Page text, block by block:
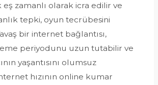
eş zamanlı olarak icra edilir ve
tepki, oyun tecrübesini
bir internet bağlantısı,
periyodunu uzun tutabilir ve
yaşantısını olumsuz
hızının online kumar